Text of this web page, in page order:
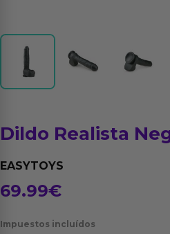
Dildo Realista
EASYTOYS
69.99€
Impuestos incluídos